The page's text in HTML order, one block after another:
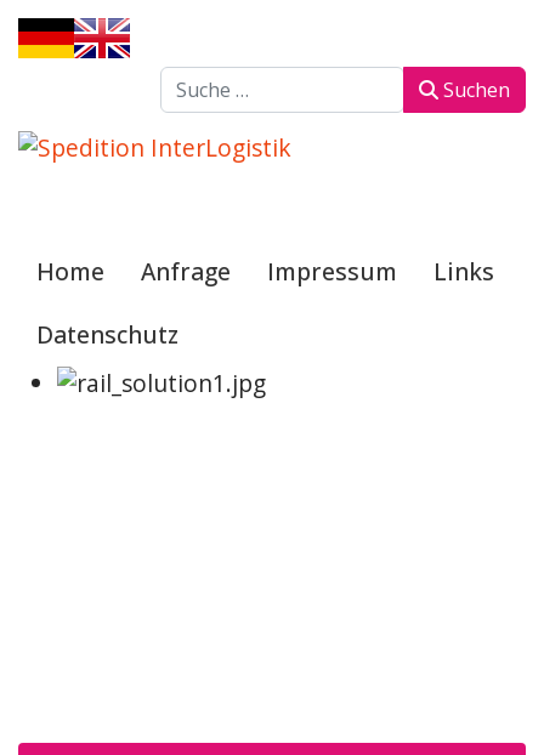
Sprache auswählen
Suchen
Suchen
Home Anfrage Impressum
Links
Datenschutz